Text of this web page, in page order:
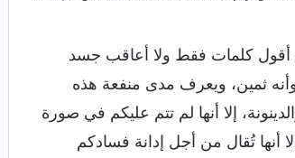
أقول كلمات فقط ولا أعاقب جسد
ثمين، ويعرف مدى منفعة هذه
إلا أنها لم تتم عليكم في صورة
أنها تُقال من أجل إدانة فسادكم